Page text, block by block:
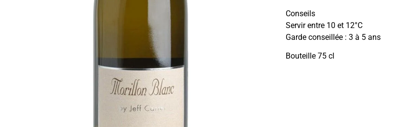
Conseils
Servir entre 10 et 12°C
Garde conseillée : 3 à 5 ans
Bouteille 75 cl